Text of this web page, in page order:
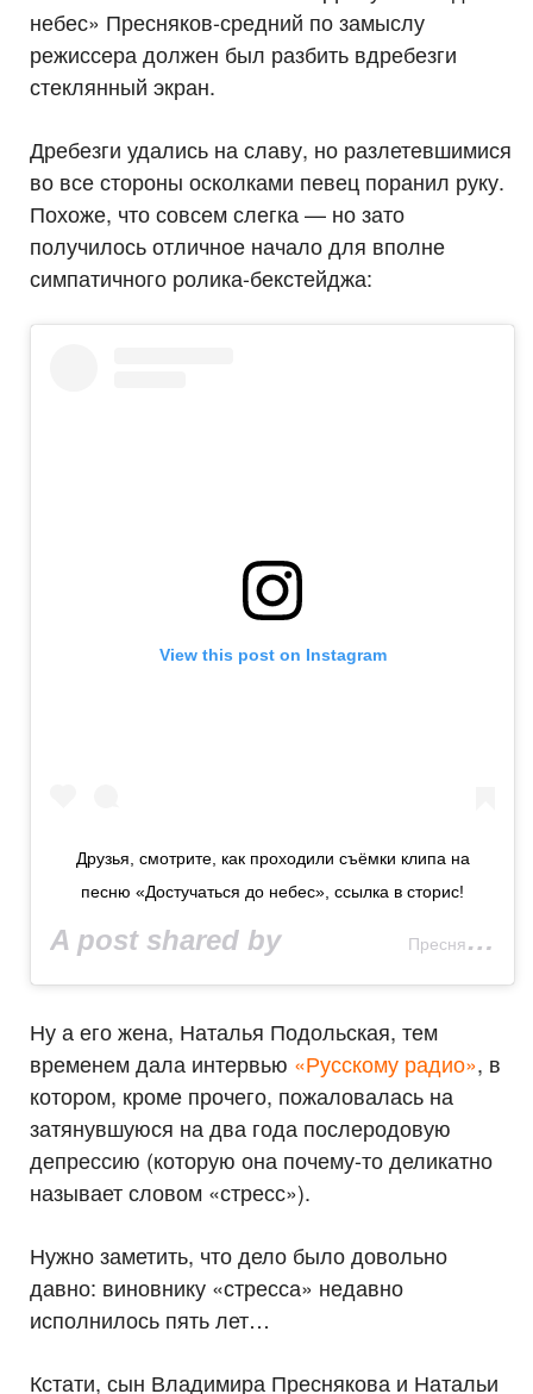
небес» Пресняков-средний по замыслу
режиссера должен был разбить вдребезги
стеклянный экран.
Дребезги удались на славу, но разлетевшимися
во все стороны осколками певец поранил руку.
Похоже, что совсем слегка — но зато
получилось отличное начало для вполне
симпатичного ролика-бекстейджа:
View this post on Instagram
Друзья, смотрите, как проходили съёмки клипа на
песню «Достучаться до небес», ссылка в сторис!
A post shared by ⠀⠀⠀⠀⠀⠀⠀⠀⠀⠀Пресняков Владимир
Ну а его жена, Наталья Подольская, тем
временем дала интервью «Русскому радио», в
котором, кроме прочего, пожаловалась на
затянувшуюся на два года послеродовую
депрессию (которую она почему-то деликатно
называет словом «стресс»).
Нужно заметить, что дело было довольно
давно: виновнику «стресса» недавно
исполнилось пять лет…
Кстати, сын Владимира Преснякова и Натальи